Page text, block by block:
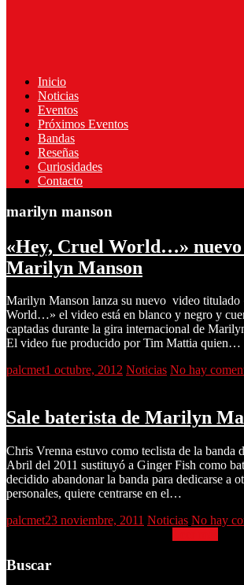
Inicio
Noticias
Eventos
Próximos Eventos
Bandas
Reseñas
Curiosidades
Contacto
marilyn manson
«Hey, Cruel World…» nuevo
Marilyn Manson
Marilyn Manson lanza su nuevo video titulado
World…» el video está en blanco y negro y
captadas durante la gira internacional de
El video fue producido por Tim Mattia quien…
palcmet1 octubre, 2012 Noticias No hay
Sale baterista de Marilyn
Chris Vrenna estuvo como teclista de la banda
Abril del 2011 sustituyó a Ginger Fish como
decidido abandonar la banda para dedicarse a
personales, quiere centrarse en el…
palcmet23 noviembre, 2011 Noticias No hay
Buscar